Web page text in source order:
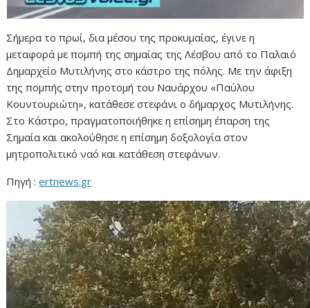
Σήμερα το πρωί, δια μέσου της προκυμαίας, έγινε η
μεταφορά με πομπή της σημαίας της Λέσβου από το Παλαιό
Δημαρχείο Μυτιλήνης στο κάστρο της πόλης. Με την άφιξη
της πομπής στην προτομή του Ναυάρχου «Παύλου
Κουντουριώτη», κατάθεσε στεφάνι ο δήμαρχος Μυτιλήνης.
Στο Κάστρο, πραγματοποιήθηκε η επίσημη έπαρση της
Σημαία και ακολούθησε η επίσημη δοξολογία στον
μητροπολιτικό ναό και κατάθεση στεφάνων.
Πηγή :ertnews.gr